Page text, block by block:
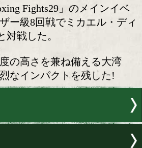
成)がメインイベ
シング機構)フェザー級
)が29日、後楽園ホール
Boxing Fights29」のメイ
ェザー級8回戦でミカエ
)と対戦した。